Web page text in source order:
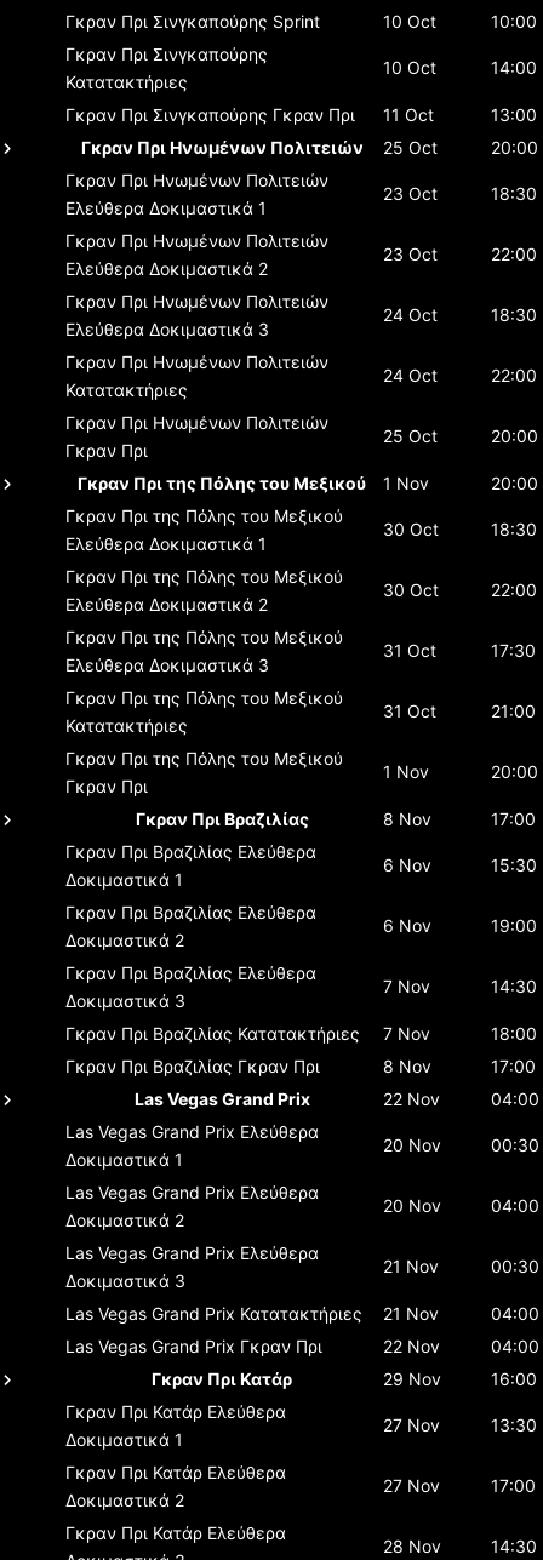
Γκραν Πρι Σινγκαπούρης Sprint 10 Oct
10:00
Γκραν Πρι Σινγκαπούρης
Κατατακτήριες
10 Oct 14:00
Γκραν Πρι Σινγκαπούρης Γκραν Πρι 11 Oct
13:00
Γκραν Πρι Ηνωμένων Πολιτειών
25 Oct
20:00
Γκραν Πρι Ηνωμένων Πολιτειών
Ελεύθερα Δοκιμαστικά 1
23 Oct 18:30
Γκραν Πρι Ηνωμένων Πολιτειών
Ελεύθερα Δοκιμαστικά 2
23 Oct 22:00
Γκραν Πρι Ηνωμένων Πολιτειών
Ελεύθερα Δοκιμαστικά 3
24 Oct 18:30
Γκραν Πρι Ηνωμένων Πολιτειών
Κατατακτήριες
24 Oct 22:00
Γκραν Πρι Ηνωμένων Πολιτειών
Γκραν Πρι
25 Oct 20:00
Γκραν Πρι της Πόλης του Μεξικού 1 Nov
20:00
Γκραν Πρι της Πόλης του Μεξικού
Ελεύθερα Δοκιμαστικά 1
30 Oct 18:30
Γκραν Πρι της Πόλης του Μεξικού
Ελεύθερα Δοκιμαστικά 2
30 Oct 22:00
Γκραν Πρι της Πόλης του Μεξικού
Ελεύθερα Δοκιμαστικά 3
31 Oct 17:30
Γκραν Πρι της Πόλης του Μεξικού
Κατατακτήριες
31 Oct 21:00
Γκραν Πρι της Πόλης του Μεξικού
Γκραν Πρι
1 Nov 20:00
Γκραν Πρι Βραζιλίας 8 Nov
17:00
Γκραν Πρι Βραζιλίας Ελεύθερα
Δοκιμαστικά 1
6 Nov 15:30
Γκραν Πρι Βραζιλίας Ελεύθερα
Δοκιμαστικά 2
6 Nov 19:00
Γκραν Πρι Βραζιλίας Ελεύθερα
Δοκιμαστικά 3
7 Nov 14:30
Γκραν Πρι Βραζιλίας Κατατακτήριες 7 Nov
18:00
Γκραν Πρι Βραζιλίας Γκραν Πρι 8 Nov
17:00
Las Vegas Grand Prix
22 Nov
04:00
Las Vegas Grand Prix Ελεύθερα
Δοκιμαστικά 1
20 Nov 00:30
Las Vegas Grand Prix Ελεύθερα
Δοκιμαστικά 2
20 Nov 04:00
Las Vegas Grand Prix Ελεύθερα
Δοκιμαστικά 3
21 Nov 00:30
Las Vegas Grand Prix Κατατακτήριες 21 Nov
04:00
Las Vegas Grand Prix Γκραν Πρι 22 Nov
04:00
Γκραν Πρι Κατάρ
29 Nov
16:00
Γκραν Πρι Κατάρ Ελεύθερα
Δοκιμαστικά 1
27 Nov 13:30
Γκραν Πρι Κατάρ Ελεύθερα
Δοκιμαστικά 2
27 Nov 17:00
Γκραν Πρι Κατάρ Ελεύθερα
28 Nov 14:30